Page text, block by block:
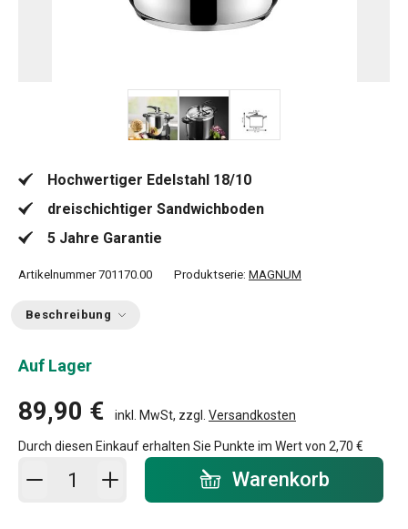
Hochwertiger Edelstahl 18/10
dreischichtiger Sandwichboden
5 Jahre Garantie
Artikelnummer 701170.00 Produktserie: MAGNUM
Beschreibung
Auf Lager
89,90 € inkl. MwSt, zzgl. Versandkosten
Durch diesen Einkauf erhalten Sie Punkte im Wert von 2,70 €
In den Warenkorb - Menge Warenkorb